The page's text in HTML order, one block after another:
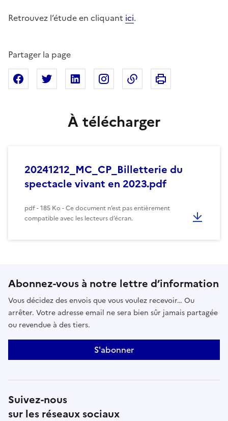
Retrouvez l’étude en cliquant ici.
Partager la page
Partager sur Facebook
Partager sur XPartager sur Linkedin
Partager sur Instagram
Copier dans le
Imprimer cette
À télécharger
20241212_MC_CP_Billetterie du
spectacle vivant en 2023.pdf
pdf - 185 Ko - Ce document n’est pas entièrement
compatible avec les lecteurs d’écran.
Abonnez-vous à notre lettre d’information
Vous décidez des envois que vous voulez recevoir… Ou
arrêter. Votre adresse email ne sera bien sûr jamais partagée
ou revendue à des tiers.
S'abonner
Suivez-nous
sur les réseaux sociaux